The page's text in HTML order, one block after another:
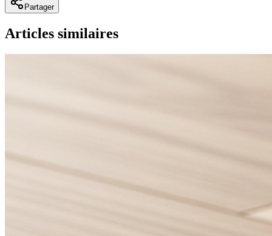
Partager
Articles similaires